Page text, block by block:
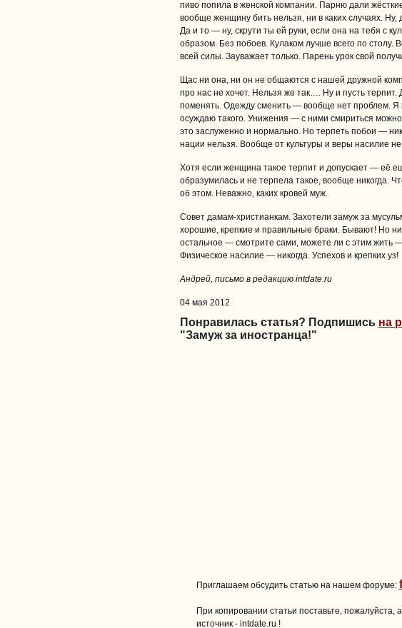
пиво попила в женской компании. Парню дали
вообще женщину бить нельзя, ни в каких случаях.
Да и то — ну, скрути ты ей руки, если она на тебя с
образом. Без побоев. Кулаком лучше всего по столу.
всей силы. Зауважает только. Парень урок свой
Щас ни она, ни он не общаются с нашей дружной
про нас не хочет. Нельзя же так…. Ну и пусть
поменять. Одежду сменить — вообще нет проблем. Я
осуждаю такого. Унижения — с ними смириться можно,
это заслуженно и нормально. Но терпеть побои —
нации нельзя. Вообще от культуры и веры насилие
Хотя если женщина такое терпит и допускает — её
образумилась и не терпела такое, вообще никогда.
об этом. Неважно, каких кровей муж.
Совет дамам-христианкам. Захотели замуж за
хорошие, крепкие и правильные браки. Бывают! Но
остальное — смотрите сами, можете ли с этим жить
Физическое насилие — никогда. Успехов и крепких уз!
Андрей, письмо в редакцию intdate.ru
04 мая 2012
Понравилась статья? Подпишись на
"Замуж за иностранца!"
Приглашаем обсудить статью на нашем форуме:
При копировании статьи поставьте, пожалуйста,
источник - intdate.ru !